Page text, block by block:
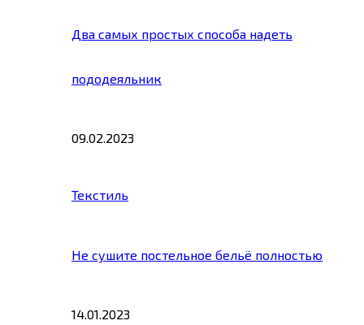
Два самых простых способа надеть
пододеяльник
09.02.2023
Текстиль
Не сушите постельное бельё полностью
14.01.2023